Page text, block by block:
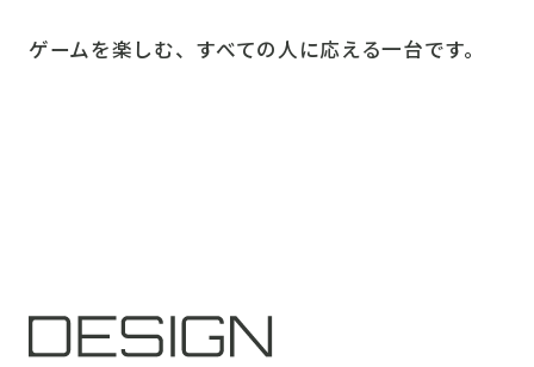
ゲームを楽しむ、すべての人に応える一台です。